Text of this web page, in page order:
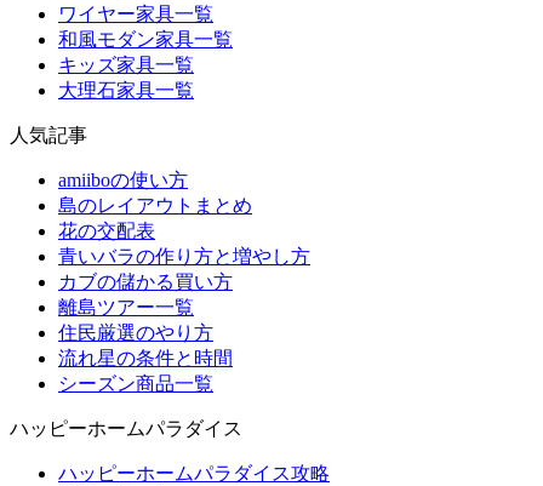
ワイヤー家具一覧
和風モダン家具一覧
キッズ家具一覧
大理石家具一覧
人気記事
amiiboの使い方
島のレイアウトまとめ
花の交配表
青いバラの作り方と増やし方
カブの儲かる買い方
離島ツアー一覧
住民厳選のやり方
流れ星の条件と時間
シーズン商品一覧
ハッピーホームパラダイス
ハッピーホームパラダイス攻略